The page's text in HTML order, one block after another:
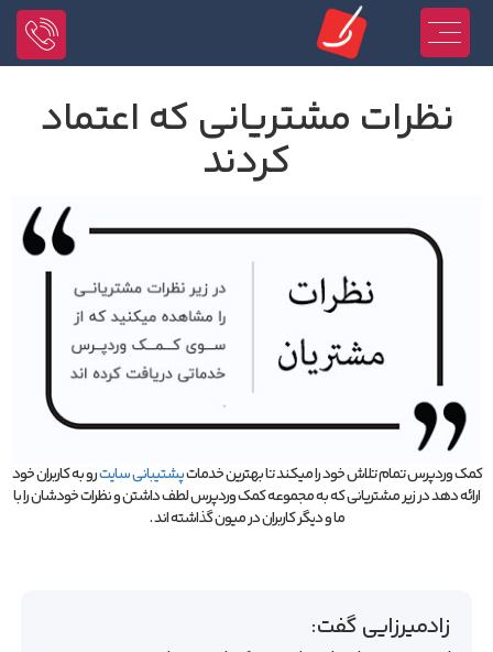
نظرات مشتریانی که اعتماد
کردند
کمک وردپرس تمام تلاش خود را میکند تا بهترین خدماتپشتیبانی سایترو به کاربران خود
ارائه دهد در زیر مشتریانی که به مجموعه کمک وردپرس لطف داشتن و نظرات خودشان را با
ما و دیگر کاربران در میون گذاشته اند .
زادمیرزاییگفت: